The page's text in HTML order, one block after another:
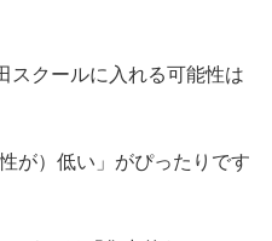
スクールに入れる可能性は
が）低い」がぴったりです